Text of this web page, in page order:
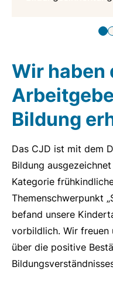
Wir haben
Bildung
Das CJD ist mit dem
Bildung
Kategorie
Themenschwerpunkt
befand unsere
vorbildlich. Wir freuen
über die positive